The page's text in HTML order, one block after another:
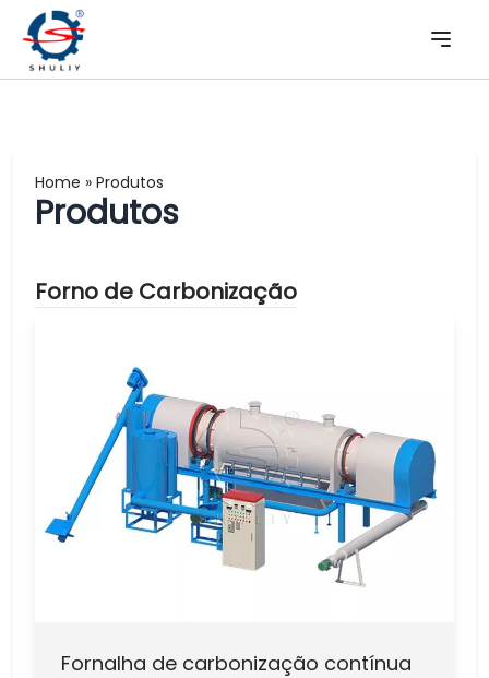
Home » Produtos
Produtos
Forno de Carbonização
Fornalha de carbonização contínua